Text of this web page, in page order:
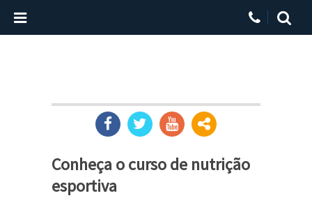
Conheça o curso de nutrição
esportiva